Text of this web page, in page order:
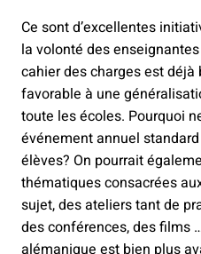
Ce sont d’excellentes
la volonté des
cahier des charges est
favorable à une
toute les écoles. Pourquoi
événement annuel
élèves? On pourrait
thématiques consacrées
sujet, des ateliers tant de
des conférences, des films
alémanique est bien plus